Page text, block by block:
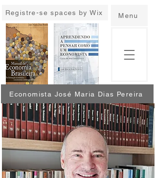
Economista José Maria Dias Pereira
Menu
Registre-se spaces by Wix